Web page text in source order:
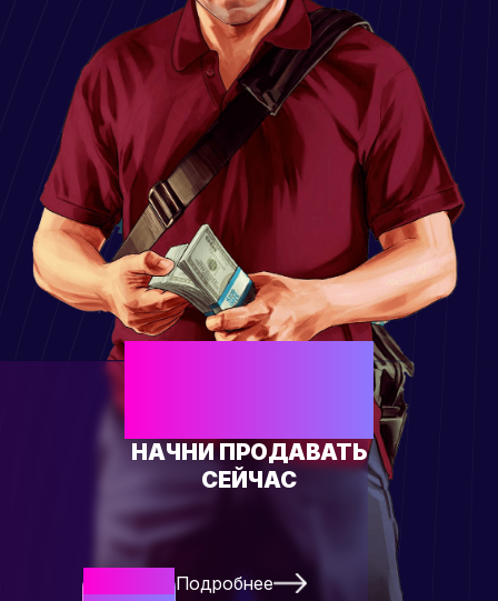
НАЧНИ ПРОДАВАТЬ
СЕЙЧАС
Подробнее